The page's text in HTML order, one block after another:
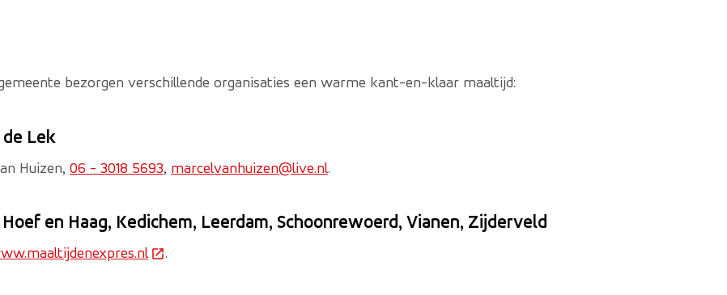
bezorgen verschillende organisaties een warme kant-en-klaar maaltijd:
Lek
Huizen, 06 - 3018 5693, marcelvanhuizen@live.nl.
en Haag, Kedichem, Leerdam, Schoonrewoerd, Vianen, Zijderveld
(Deze link gaat naar een externe website)
.